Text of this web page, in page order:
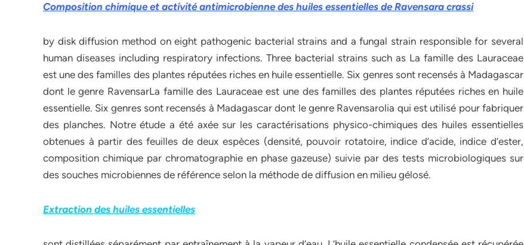
Composition chimique et activité antimicrobienne des huiles essentielles de Ravensara crassi
by disk diffusion method on eight pathogenic bacterial strains and a fungal strain responsible for several
human diseases including respiratory infections. Three bacterial strains such as La famille des Lauraceae
est une des familles des plantes réputées riches en huile essentielle. Six genres sont recensés à Madagascar
dont le genre RavensarLa famille des Lauraceae est une des familles des plantes réputées riches en huile
essentielle. Six genres sont recensés à Madagascar dont le genre Ravensarolia qui est utilisé pour fabriquer
des planches. Notre étude a été axée sur les caractérisations physico-chimiques des huiles essentielles
obtenues à partir des feuilles de deux espèces (densité, pouvoir rotatoire, indice d’acide, indice d’ester,
composition chimique par chromatographie en phase gazeuse) suivie par des tests microbiologiques sur
des souches microbiennes de référence selon la méthode de diffusion en milieu gélosé.
Extraction des huiles essentielles